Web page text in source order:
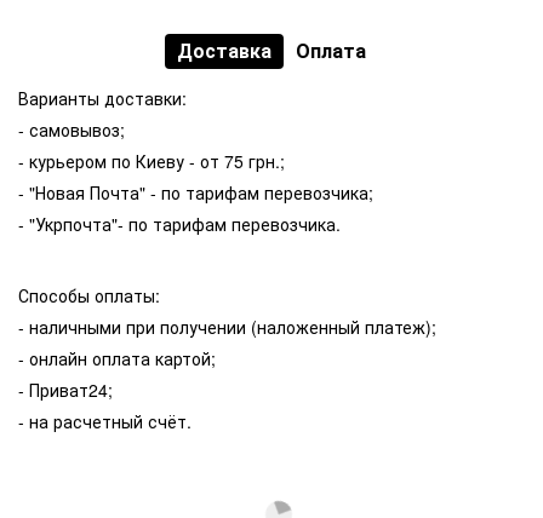
Доставка Оплата
Варианты доставки:
- самовывоз;
- курьером по Киеву - от 75 грн.;
- "Новая Почта" - по тарифам перевозчика;
- "Укрпочта"- по тарифам перевозчика.
Способы оплаты:
- наличными при получении (наложенный платеж);
- онлайн оплата картой;
- Приват24;
- на расчетный счёт.